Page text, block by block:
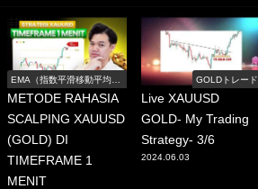
EMA（指数平滑移動平均
線）
METODE RAHASIA
SCALPING XAUUSD
(GOLD) DI
TIMEFRAME 1
MENIT
GOLDトレード
Live XAUUSD
GOLD- My Trading
Strategy- 3/6
2024.06.03